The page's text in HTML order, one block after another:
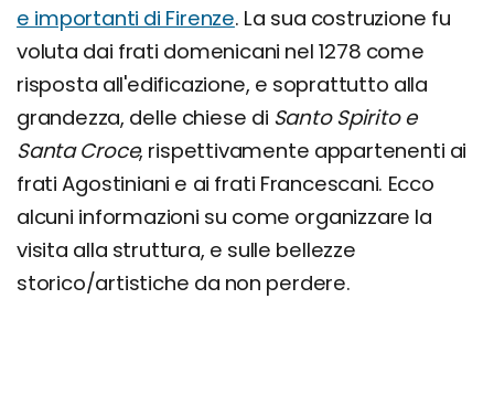
e importanti di Firenze. La sua costruzione fu
voluta dai frati domenicani nel 1278 come
risposta all'edificazione, e soprattutto alla
grandezza, delle chiese di Santo Spirito e
Santa Croce, rispettivamente appartenenti ai
frati Agostiniani e ai frati Francescani. Ecco
alcuni informazioni su come organizzare la
visita alla struttura, e sulle bellezze
storico/artistiche da non perdere.